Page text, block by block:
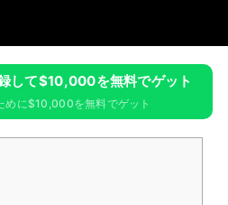
して$10,000を無料でゲット
めに$10,000を無料でゲット